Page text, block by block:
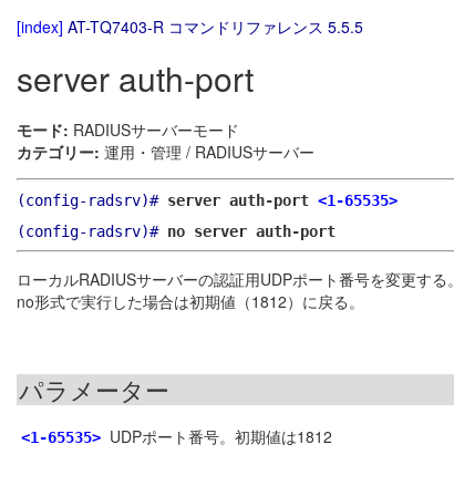
[index] AT-TQ7403-R コマンドリファレンス 5.5.5
server auth-port
モード: RADIUSサーバーモード
カテゴリー: 運用・管理 / RADIUSサーバー
(config-radsrv)# server auth-port <1-65535>
(config-radsrv)# no server auth-port
ローカルRADIUSサーバーの認証用UDPポート番号を変更する。
no形式で実行した場合は初期値（1812）に戻る。
パラメーター
<1-65535> UDPポート番号。初期値は1812